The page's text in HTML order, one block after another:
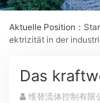
Aktuelle Position：
ektrizität in der
Das
维替流体控制有限